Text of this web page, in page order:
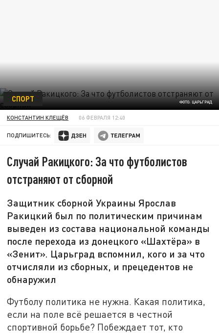
ФОТО: ЦАРЬГРАД
СПОРТ
КОНСТАНТИН КЛЕЩЁВ 06 ФЕВРАЛЯ 12:40
ПОДПИШИТЕСЬ:
Случай Ракицкого: За что футболистов
отстраняют от сборной
Защитник сборной Украины Ярослав
Ракицкий был по политическим причинам
выведен из состава национальной команды
после перехода из донецкого «Шахтёра» в
«Зенит». Царьград вспомнил, кого и за что
отчисляли из сборных, и прецедентов не
обнаружил
Футболу политика не нужна. Какая политика,
если на поле всё решается в честной
спортивной борьбе? Побеждает тот, кто